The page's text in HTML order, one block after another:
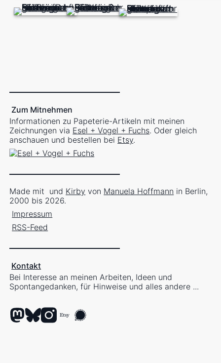
Zum Mitnehmen
Informationen zu Papeterie-Artikeln mit meinen
Zeichnungen via Esel + Vogel + Fuchs. Oder gleich
anschauen und bestellen bei Etsy.
Made mit und Kirby von Manuela Hoffmann in Berlin,
2000 bis 2026.
Impressum
RSS-Feed
Kontakt
Bei Interesse an meinen Arbeiten, Ideen und
Spontangedanken, für Hinweise und alles andere ...